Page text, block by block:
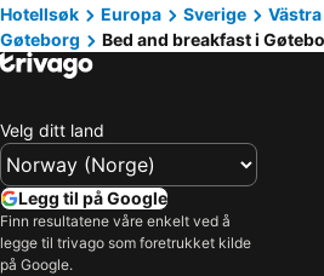
Mölndal, bed and breakfasts
Sätila, bed and breakfasts
Kinna, bed and breakfasts
Hotellsøk Europa Sverige
Gøteborg
Bed and breakfast i
Velg ditt land
Legg til på Google
Finn resultatene våre enkelt ved å
legge til trivago som foretrukket kilde
på Google.